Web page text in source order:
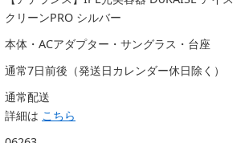
クリーンPRO シルバー
本体・ACアダプター・サングラス・台座
通常7日前後（発送日カレンダー休日除く）
通常配送
詳細は こちら